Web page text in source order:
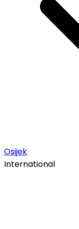
Osijek
International